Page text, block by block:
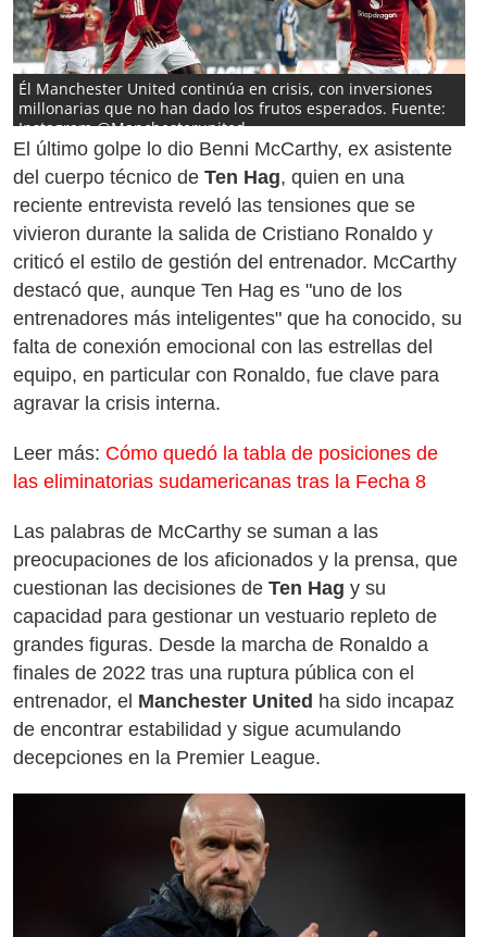
Él Manchester United continúa en crisis, con inversiones
millonarias que no han dado los frutos esperados. Fuente:
Instagram @Manchesterunited
El último golpe lo dio Benni McCarthy, ex asistente
del cuerpo técnico de Ten Hag, quien en una
reciente entrevista reveló las tensiones que se
vivieron durante la salida de Cristiano Ronaldo y
criticó el estilo de gestión del entrenador. McCarthy
destacó que, aunque Ten Hag es "uno de los
entrenadores más inteligentes" que ha conocido, su
falta de conexión emocional con las estrellas del
equipo, en particular con Ronaldo, fue clave para
agravar la crisis interna.
Leer más: Cómo quedó la tabla de posiciones de
las eliminatorias sudamericanas tras la Fecha 8
Las palabras de McCarthy se suman a las
preocupaciones de los aficionados y la prensa, que
cuestionan las decisiones de Ten Hag y su
capacidad para gestionar un vestuario repleto de
grandes figuras. Desde la marcha de Ronaldo a
finales de 2022 tras una ruptura pública con el
entrenador, el Manchester United ha sido incapaz
de encontrar estabilidad y sigue acumulando
decepciones en la Premier League.